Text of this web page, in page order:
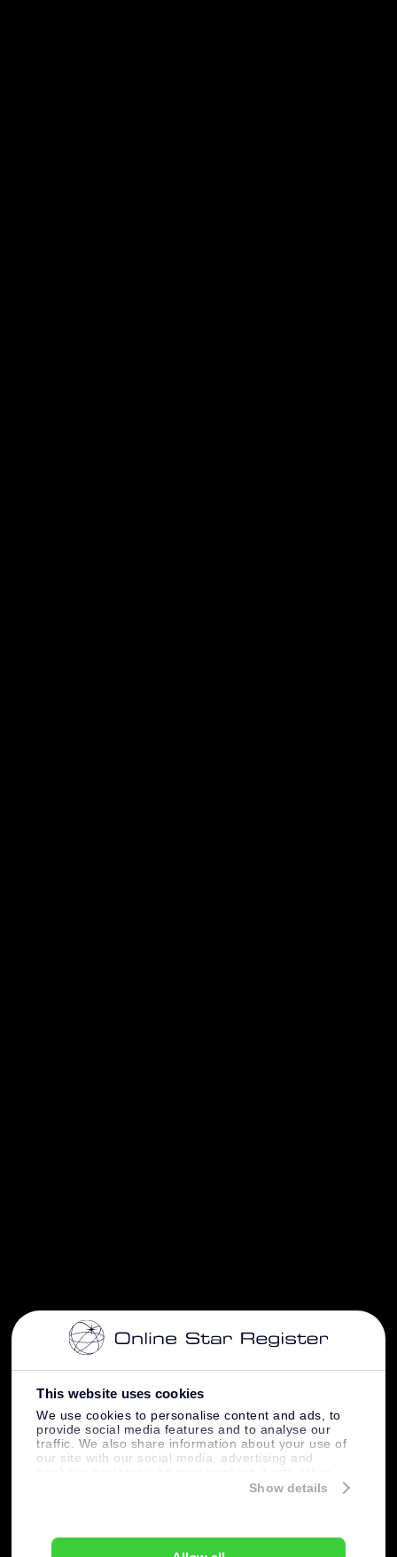
This website uses cookies
We use cookies to personalise content and ads, to
provide social media features and to analyse our
traffic. We also share information about your use of
our site with our social media, advertising and
information that you’ve provided to them or that
Show details